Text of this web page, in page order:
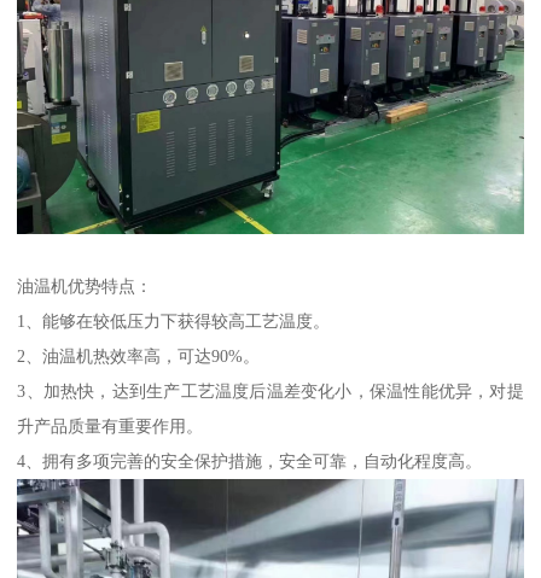
油温机优势特点：
1、能够在较低压力下获得较高工艺温度。
2、油温机热效率高，可达90%。
3、加热快，达到生产工艺温度后温差变化小，保温性能优异，对提
升产品质量有重要作用。
4、拥有多项完善的安全保护措施，安全可靠，自动化程度高。